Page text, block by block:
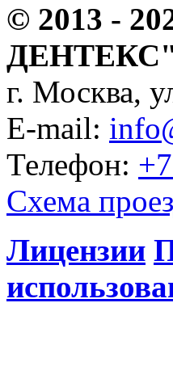
© 2013 -
г. Москва,
E-mail:
Телефон:
Схема
Лицензии